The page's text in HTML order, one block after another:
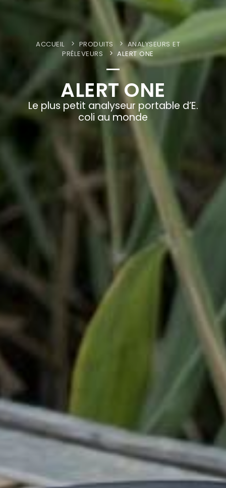
ACCUEIL PRODUITS
ANALYSEURS ET
PRÉLEVEURS
ALERT ONE
ALERT ONE
Le plus petit analyseur portable d’E.
coli au monde